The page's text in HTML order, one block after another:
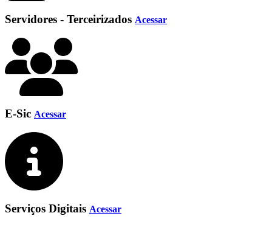
Servidores - Terceirizados Acessar
E-Sic Acessar
Serviços Digitais Acessar